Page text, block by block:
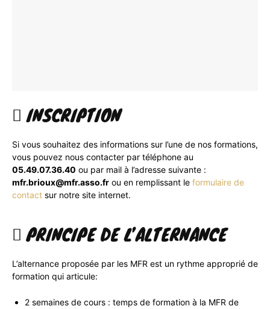
INSCRIPTION
Si vous souhaitez des informations sur l’une de nos formations,
vous pouvez nous contacter par téléphone au
05.49.07.36.40 ou par mail à l’adresse suivante :
mfr.brioux@mfr.asso.fr ou en remplissant le formulaire de
contact sur notre site internet.
PRINCIPE DE L’ALTERNANCE
L’alternance proposée par les MFR est un rythme approprié de
formation qui articule:
2 semaines de cours : temps de formation à la MFR de